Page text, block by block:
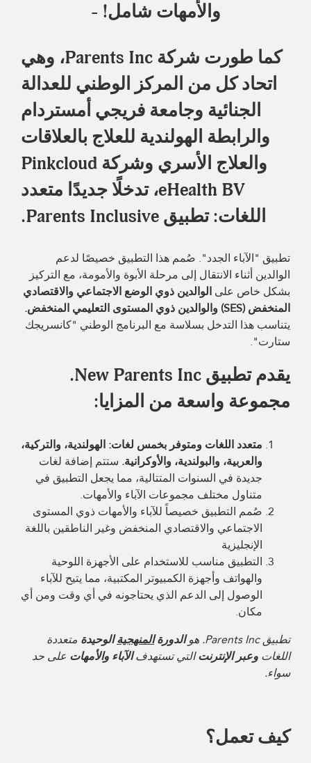
والأمهات شامل! -
كما طورت شركة Parents Inc، وهي
اتحاد كل من المركز الوطني للعدالة
الجنائية وجامعة فريجي أمستردام
والرابطة الهولندية للعلاج بالعلاقات
والعلاج الأسري وشركة Pinkcloud
eHealth BV، تدخلًا جديدًا متعدد
اللغات: تطبيق Parents Inclusive.
تطبيق "الآباء الجدد". صُمم هذا التطبيق خصيصًا لدعم
الوالدين أثناء الانتقال إلى مرحلة الأبوة والأمومة، مع التركيز
بشكل خاص على الوالدين ذوي الوضع الاجتماعي والاقتصادي
المنخفض (SES) والوالدين ذوي المستوى التعليمي المنخفض.
يتناسب هذا التدخل بسلاسة مع البرنامج الوطني "كانسريجك
ستارت".
يقدم تطبيق New Parents Inc.
مجموعة واسعة من المزايا:
متعدد اللغات ومتوفر بخمس لغات: الهولندية، والتركية،
والعربية، والبولندية، والأوكرانية. ستتم إضافة لغات
جديدة في السنوات المتتالية، مما يجعل التطبيق في
متناول مختلف مجموعات الآباء والأمهات.
صُمم التطبيق خصيصاً للآباء والأمهات ذوي المستوى
الاجتماعي والاقتصادي المنخفض وغير الناطقين باللغة
الإنجليزية
التطبيق مناسب للاستخدام على الأجهزة اللوحية
والهواتف وأجهزة الكمبيوتر المكتبية، مما يتيح للآباء
الوصول إلى الدعم الذي يحتاجونه في أي وقت ومن أي
مكان.
تطبيق Parents Inc. هو
الدورةالمنهجية الوحيدة متعددة
اللغات وعبر الإنترنتالتي تستهدفالآباء والأمهات على حد
سواء.
كيف تعمل؟